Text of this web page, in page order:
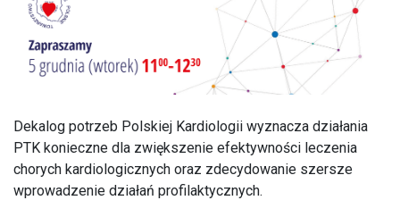
Dekalog potrzeb Polskiej Kardiologii wyznacza działania
PTK konieczne dla zwiększenie efektywności leczenia
chorych kardiologicznych oraz zdecydowanie szersze
wprowadzenie działań profilaktycznych.